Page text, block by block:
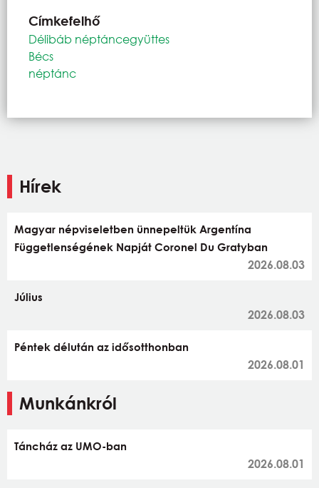
Címkefelhő
Délibáb néptáncegyüttes
Bécs
néptánc
Hírek
Magyar népviseletben ünnepeltük Argentína
Függetlenségének Napját Coronel Du Gratyban
2026.08.03
Július
2026.08.03
Péntek délután az idősotthonban
2026.08.01
Munkánkról
Táncház az UMO-ban
2026.08.01